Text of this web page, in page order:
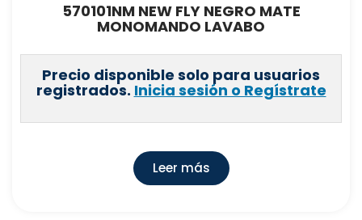
570101NM NEW FLY NEGRO MATE
MONOMANDO LAVABO
Precio disponible solo para usuarios
registrados. Inicia sesión o Regístrate
Leer más